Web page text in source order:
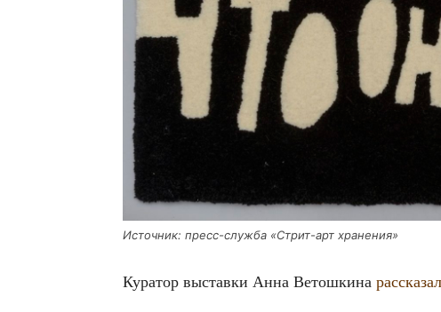
Источ­ник: пресс-служ­ба «Стрит-арт хранения»
Кура­тор выстав­ки Анна Ветош­ки­на